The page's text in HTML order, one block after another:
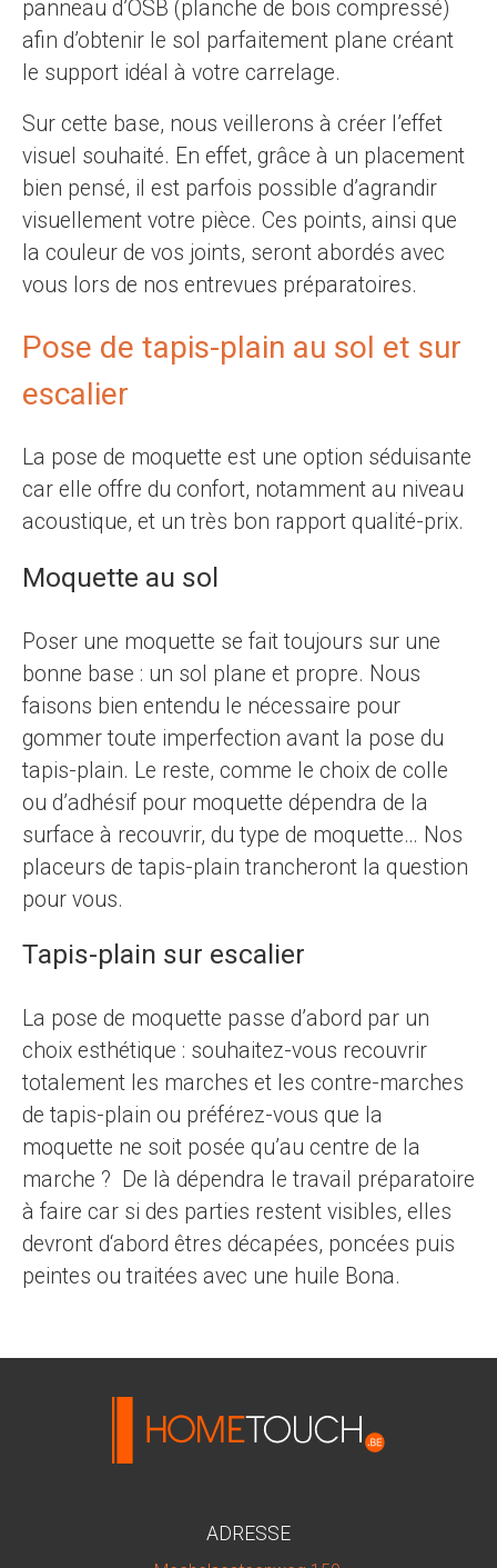
panneau d’OSB (planche de bois compressé)
afin d’obtenir le sol parfaitement plane créant
le support idéal à votre carrelage.
Sur cette base, nous veillerons à créer l’effet
visuel souhaité. En effet, grâce à un placement
bien pensé, il est parfois possible d’agrandir
visuellement votre pièce. Ces points, ainsi que
la couleur de vos joints, seront abordés avec
vous lors de nos entrevues préparatoires.
Pose de tapis-plain au sol et sur
escalier
La pose de moquette est une option séduisante
car elle offre du confort, notamment au niveau
acoustique, et un très bon rapport qualité-prix.
Moquette au sol
Poser une moquette se fait toujours sur une
bonne base : un sol plane et propre. Nous
faisons bien entendu le nécessaire pour
gommer toute imperfection avant la pose du
tapis-plain. Le reste, comme le choix de colle
ou d’adhésif pour moquette dépendra de la
surface à recouvrir, du type de moquette… Nos
placeurs de tapis-plain trancheront la question
pour vous.
Tapis-plain sur escalier
La pose de moquette passe d’abord par un
choix esthétique : souhaitez-vous recouvrir
totalement les marches et les contre-marches
de tapis-plain ou préférez-vous que la
moquette ne soit posée qu’au centre de la
marche ? De là dépendra le travail préparatoire
à faire car si des parties restent visibles, elles
devront d‘abord êtres décapées, poncées puis
peintes ou traitées avec une huile Bona.
ADRESSE